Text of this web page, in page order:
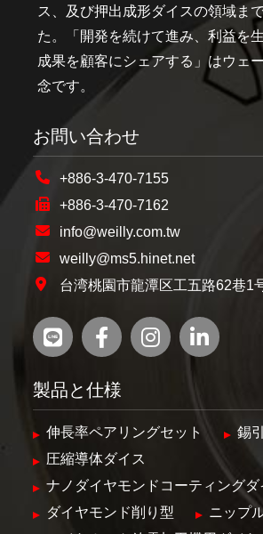
ス、及び押出成形ダイスの領域ま
た。「開発を続けて進み、利益を
成果を顧客にシェアする」はウェ
念です。
お問い合わせ
+886-3-470-7155
+886-3-470-7162
info@weilly.com.tw
weilly@ms5.hinet.net
台湾桃園市龍潭区工五路62巷1
製品と仕様
伸長率ペアリングセット
錫
圧縮導体ダイス
ナノダイヤモンドコーティングダ
ダイヤモンド削り型
ニップ